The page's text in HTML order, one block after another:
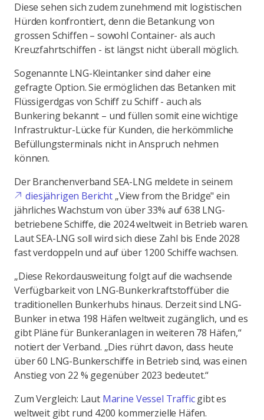
Diese sehen sich zudem zunehmend mit logistischen
Hürden konfrontiert, denn die Betankung von
grossen Schiffen – sowohl Container- als auch
Kreuzfahrtschiffen - ist längst nicht überall möglich.
Sogenannte LNG-Kleintanker sind daher eine
gefragte Option. Sie ermöglichen das Betanken mit
Flüssigerdgas von Schiff zu Schiff - auch als
Bunkering bekannt – und füllen somit eine wichtige
Infrastruktur-Lücke für Kunden, die herkömmliche
Befüllungsterminals nicht in Anspruch nehmen
können.
Der Branchenverband SEA-LNG meldete in seinem
diesjährigen Bericht „View from the Bridge" ein
jährliches Wachstum von über 33% auf 638 LNG-
betriebene Schiffe, die 2024 weltweit in Betrieb waren.
Laut SEA-LNG soll wird sich diese Zahl bis Ende 2028
fast verdoppeln und auf über 1200 Schiffe wachsen.
„Diese Rekordausweitung folgt auf die wachsende
Verfügbarkeit von LNG-Bunkerkraftstoffüber die
traditionellen Bunkerhubs hinaus. Derzeit sind LNG-
Bunker in etwa 198 Häfen weltweit zugänglich, und es
gibt Pläne für Bunkeranlagen in weiteren 78 Häfen,“
notiert der Verband. „Dies rührt davon, dass heute
über 60 LNG-Bunkerschiffe in Betrieb sind, was einen
Anstieg von 22 % gegenüber 2023 bedeutet.“
Zum Vergleich: Laut Marine Vessel Trafficgibt es
weltweit gibt rund 4200 kommerzielle Häfen.